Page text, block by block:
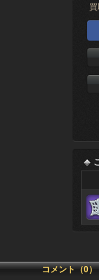
コメント（0）